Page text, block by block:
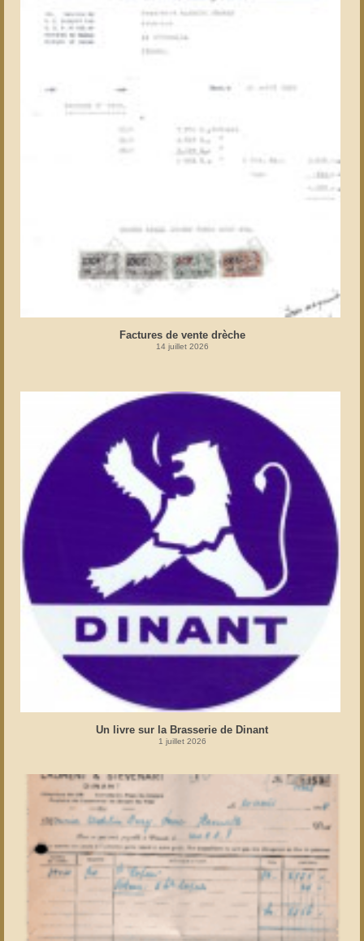
Factures de vente drèche
14 juillet 2026
Un livre sur la Brasserie de Dinant
1 juillet 2026